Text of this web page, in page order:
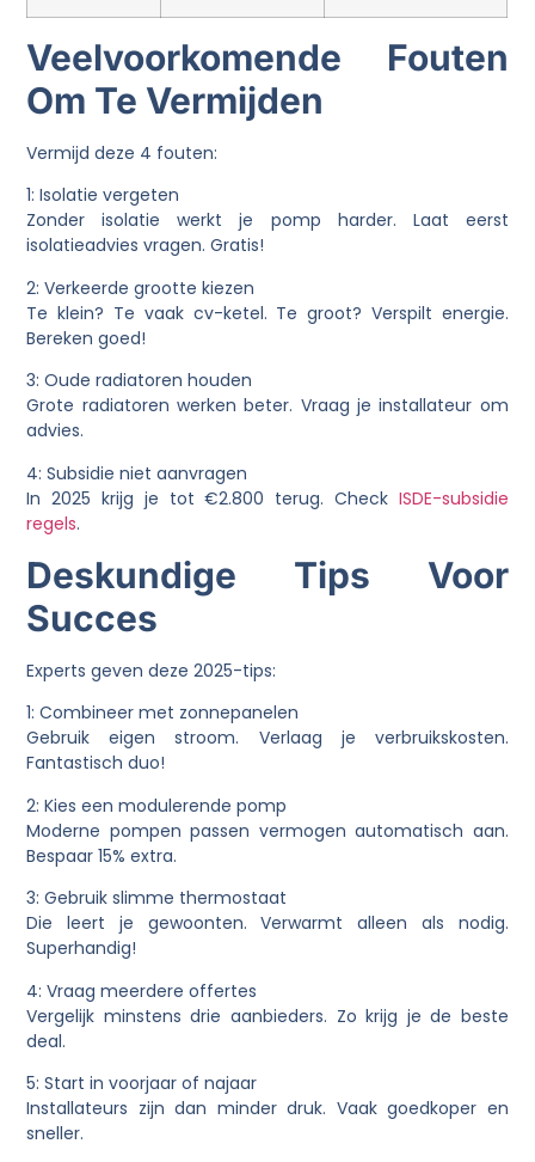
Veelvoorkomende Fouten
Om Te Vermijden
Vermijd deze 4 fouten:
1: Isolatie vergeten
Zonder isolatie werkt je pomp harder. Laat eerst
isolatieadvies vragen. Gratis!
2: Verkeerde grootte kiezen
Te klein? Te vaak cv-ketel. Te groot? Verspilt energie.
Bereken goed!
3: Oude radiatoren houden
Grote radiatoren werken beter. Vraag je installateur om
advies.
4: Subsidie niet aanvragen
In 2025 krijg je tot €2.800 terug. Check ISDE-subsidie
regels.
Deskundige Tips Voor
Succes
Experts geven deze 2025-tips:
1: Combineer met zonnepanelen
Gebruik eigen stroom. Verlaag je verbruikskosten.
Fantastisch duo!
2: Kies een modulerende pomp
Moderne pompen passen vermogen automatisch aan.
Bespaar 15% extra.
3: Gebruik slimme thermostaat
Die leert je gewoonten. Verwarmt alleen als nodig.
Superhandig!
4: Vraag meerdere offertes
Vergelijk minstens drie aanbieders. Zo krijg je de beste
deal.
5: Start in voorjaar of najaar
Installateurs zijn dan minder druk. Vaak goedkoper en
sneller.